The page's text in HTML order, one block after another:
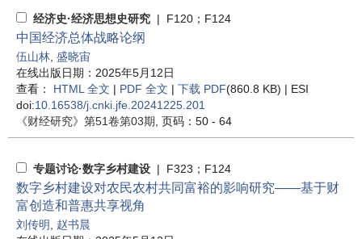
经济史·经济思想史研究 | F120；F124
中国经济总体战略论纲
伍山林 盛晓宙
在线出版日期：2025年5月12日
查看： HTML 全文 | PDF 全文 | 下载 PDF(860.8 KB) | ESI
doi:10.16538/j.cnki.jfe.20241225.201
《财经研究》 第51卷第03期 , 页码：50 - 64
专题讨论·数字乡村建设 | F323；F124
数字乡村建设对农民农村共同富裕的影响研究——基于财
富创造和普惠共享视角
刘传明
赵书晨